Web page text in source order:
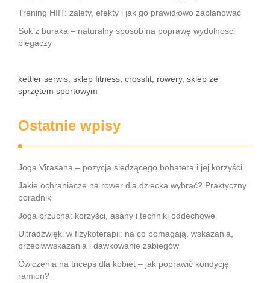
Trening HIIT: zalety, efekty i jak go prawidłowo zaplanować
Sok z buraka – naturalny sposób na poprawę wydolności
biegaczy
kettler serwis, sklep fitness, crossfit, rowery, sklep ze
sprzętem sportowym
Ostatnie wpisy
Joga Virasana – pozycja siedzącego bohatera i jej korzyści
Jakie ochraniacze na rower dla dziecka wybrać? Praktyczny
poradnik
Joga brzucha: korzyści, asany i techniki oddechowe
Ultradźwięki w fizykoterapii: na co pomagają, wskazania,
przeciwwskazania i dawkowanie zabiegów
Ćwiczenia na triceps dla kobiet – jak poprawić kondycję
ramion?